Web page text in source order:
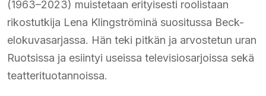
(1963–2023) muistetaan erityisesti roolistaan
rikostutkija Lena Klingströminä suositussa Beck-
elokuvasarjassa. Hän teki pitkän ja arvostetun uran
Ruotsissa ja esiintyi useissa televisiosarjoissa sekä
teatterituotannoissa.